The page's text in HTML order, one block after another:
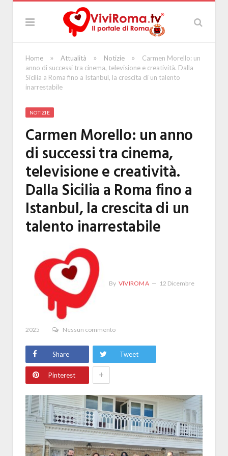
Home » Attualità » Notizie »
Carmen Morello: un
anno di successi tra cinema, televisione e creatività. Dalla
Sicilia a Roma fino a Istanbul, la crescita di un talento
inarrestabile
NOTIZIE
Carmen Morello: un anno
di successi tra cinema,
televisione e creatività.
Dalla Sicilia a Roma fino a
Istanbul, la crescita di un
talento inarrestabile
By VIVIROMA 12 Dicembre
2025 Nessun commento
Share Tweet
Pinterest +